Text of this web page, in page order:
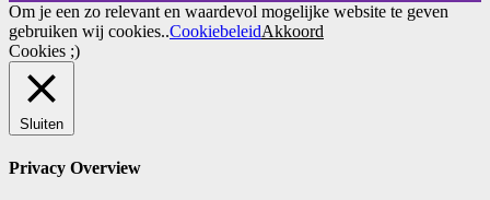
Om je een zo relevant en waardevol mogelijke website te geven
gebruiken wij cookies..CookiebeleidAkkoord
Cookies ;)
Sluiten
Privacy Overview